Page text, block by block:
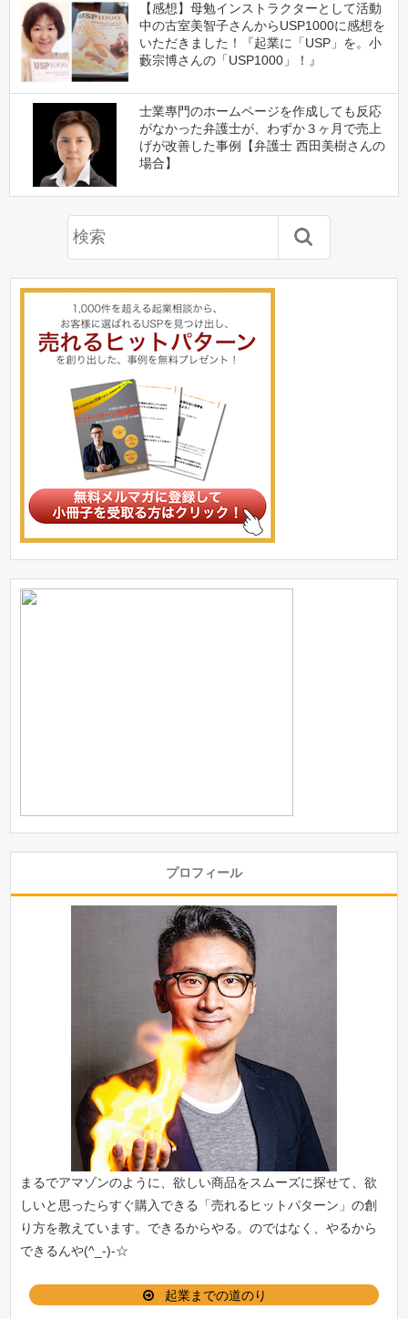
【感想】母勉インストラクターとして活動
中の古室美智子さんからUSP1000に感想を
いただきました！『起業に「USP」を。小
藪宗博さんの「USP1000」！』
士業專門のホームページを作成しても反応
がなかった弁護士が、わずか３ヶ月で売上
げが改善した事例【弁護士 西田美樹さんの
場合】
プロフィール
まるでアマゾンのように、欲しい商品をスムーズに探せて、欲
しいと思ったらすぐ購入できる「売れるヒットパターン 」の創
り方を教えています。できるからやる。のではなく、やるから
できるんや(^_-)-☆
起業までの道のり